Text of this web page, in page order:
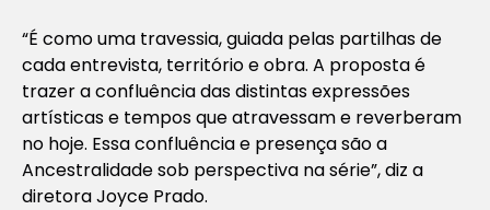
“É como uma travessia, guiada pelas partilhas de
cada entrevista, território e obra. A proposta é
trazer a confluência das distintas expressões
artísticas e tempos que atravessam e reverberam
no hoje. Essa confluência e presença são a
Ancestralidade sob perspectiva na série”, diz a
diretora Joyce Prado.